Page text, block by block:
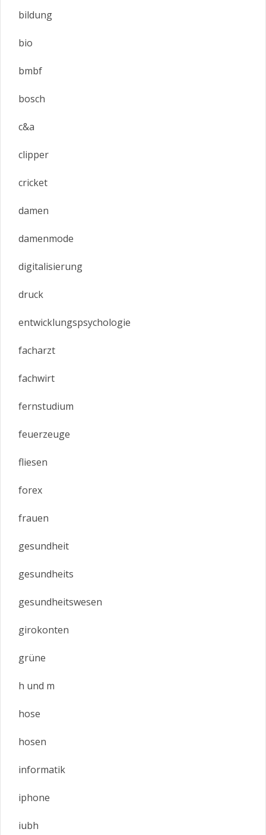
bildung
bio
bmbf
bosch
c&a
clipper
cricket
damen
damenmode
digitalisierung
druck
entwicklungspsychologie
facharzt
fachwirt
fernstudium
feuerzeuge
fliesen
forex
frauen
gesundheit
gesundheits
gesundheitswesen
girokonten
grüne
h und m
hose
hosen
informatik
iphone
iubh